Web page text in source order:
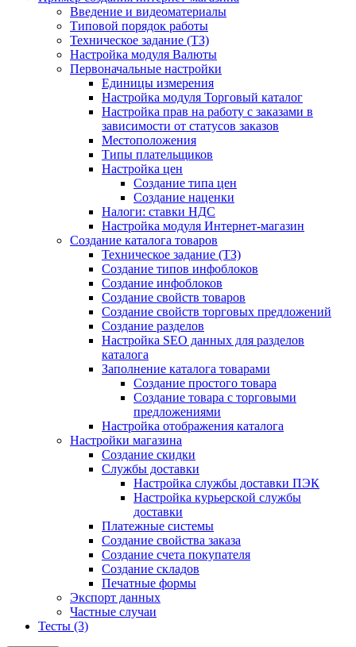
Введение и видеоматериалы
Типовой порядок работы
Техническое задание (ТЗ)
Настройка модуля Валюты
Первоначальные настройки
Единицы измерения
Настройка модуля Торговый каталог
Настройка прав на работу с заказами в
зависимости от статусов заказов
Местоположения
Типы плательщиков
Настройка цен
Создание типа цен
Создание наценки
Налоги: ставки НДС
Настройка модуля Интернет-магазин
Создание каталога товаров
Техническое задание (ТЗ)
Создание типов инфоблоков
Создание инфоблоков
Создание свойств товаров
Создание свойств торговых предложений
Создание разделов
Настройка SEO данных для разделов
каталога
Заполнение каталога товарами
Создание простого товара
Создание товара с торговыми
предложениями
Настройка отображения каталога
Настройки магазина
Создание скидки
Службы доставки
Настройка службы доставки ПЭК
Настройка курьерской службы
доставки
Платежные системы
Создание свойства заказа
Создание счета покупателя
Создание складов
Печатные формы
Экспорт данных
Частные случаи
Тесты (3)